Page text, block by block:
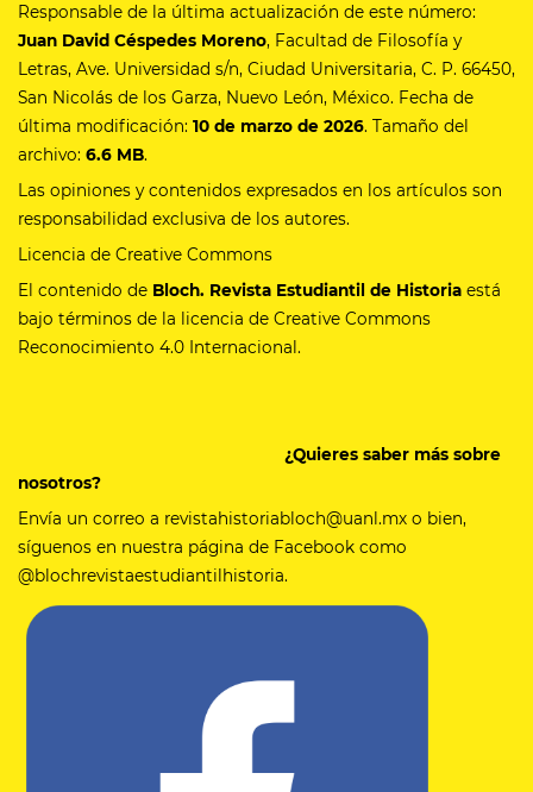
Responsable de la última actualización de este número:
Juan David Céspedes Moreno, Facultad de Filosofía y
Letras, Ave. Universidad s/n, Ciudad Universitaria, C. P. 66450,
San Nicolás de los Garza, Nuevo León, México. Fecha de
última modificación: 10 de marzo de 2026. Tamaño del
archivo: 6.6 MB.
Las opiniones y contenidos expresados en los artículos son
responsabilidad exclusiva de los autores.
Licencia de Creative Commons
El contenido de Bloch. Revista Estudiantil de Historia está
bajo términos de la licencia de Creative Commons
Reconocimiento 4.0 Internacional.
¿Quieres saber más sobre
nosotros?
Envía un correo a revistahistoriabloch@uanl.mx o bien,
síguenos en nuestra página de Facebook como
@blochrevistaestudiantilhistoria.